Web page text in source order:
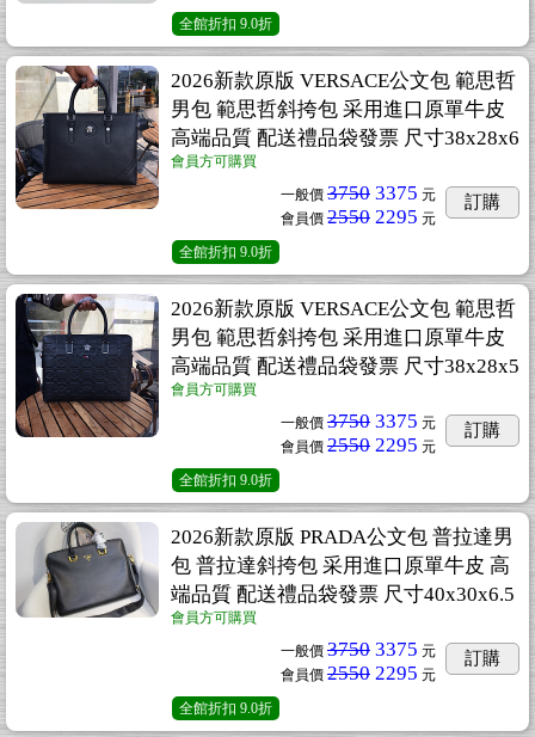
全館折扣 9.0折
2026新款原版 VERSACE公文包 範思哲
男包 範思哲斜挎包 采用進口原單牛皮
高端品質 配送禮品袋發票 尺寸38x28x6
會員方可購買
一般價 3750 3375 元
會員價 2550 2295 元
訂購
全館折扣 9.0折
2026新款原版 VERSACE公文包 範思哲
男包 範思哲斜挎包 采用進口原單牛皮
高端品質 配送禮品袋發票 尺寸38x28x5
會員方可購買
一般價 3750 3375 元
會員價 2550 2295 元
訂購
全館折扣 9.0折
2026新款原版 PRADA公文包 普拉達男
包 普拉達斜挎包 采用進口原單牛皮 高
端品質 配送禮品袋發票 尺寸40x30x6.5
會員方可購買
一般價 3750 3375 元
會員價 2550 2295 元
訂購
全館折扣 9.0折